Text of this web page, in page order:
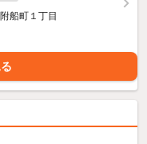
船町１丁目